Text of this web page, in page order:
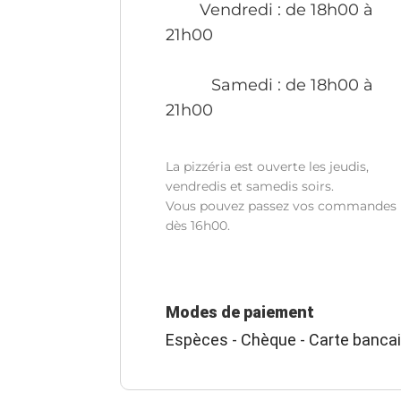
Vendredi : de 18h00 à
21h00
Samedi : de 18h00 à
21h00
La pizzéria est ouverte les jeudis,
vendredis et samedis soirs.
Vous pouvez passez vos commandes
dès 16h00.
Modes de paiement
Espèces - Chèque - Carte